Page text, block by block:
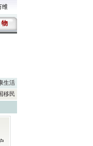
维
物
生活
移民